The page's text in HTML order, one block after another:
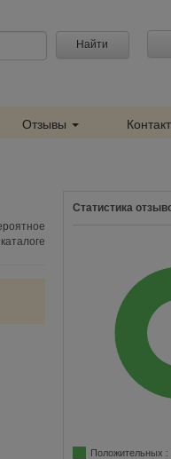
Найти
Отзывы
Статистика
Положительных :